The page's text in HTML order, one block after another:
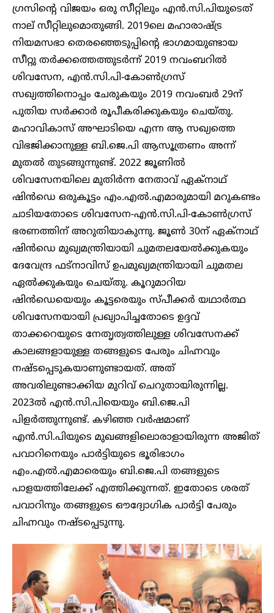
ഗ്രസിന്റെ വിജയം ഒരു സീറ്റിലും എൻ.സി.പിയുടെത്
നാല് സീറ്റിലുമൊതുങ്ങി. 2019ലെ മഹാരാഷ്ട്ര
നിയമസഭാ തെരഞ്ഞെടുപ്പിന്റെ ഭാ​ഗമായുണ്ടായ
സീറ്റു തർക്കത്തെത്തുടർന്ന് 2019 നവംബറിൽ
ശിവസേന, എൻ.സി.പി-കോൺ​ഗ്രസ്
സഖ്യത്തിനൊപ്പം ചേരുകയും 2019 നവംബർ 29ന്
പുതിയ സർക്കാർ രൂപീകരിക്കുകയും ചെയ്തു.
മഹാവികാസ് അഘാടിയെ എന്ന ആ സഖ്യത്തെ
വിഭജിക്കാനുള്ള ബി.ജെ.പി ആസൂത്രണം അന്ന്
മുതൽ തുടങ്ങുന്നുണ്ട്. 2022 ജൂണിൽ
ശിവസേനയിലെ മുതിർന്ന നേതാവ് ഏക്നാഥ്
ഷിൻഡെ ഒരുകൂട്ടം എം.എൽ.എമാരുമായി മറുകണ്ടം
ചാടിയതോടെ ശിവസേന-എൻ.സി.പി-കോൺ​ഗ്രസ്
ഭരണത്തിന് അറുതിയാകുന്നു. ജൂൺ 30ന് ഏക്നാഥ്
ഷിൻഡെ മുഖ്യമന്ത്രിയായി ചുമതലയേൽക്കുകയും
ദേവേന്ദ്ര ഫട്നാവിസ് ഉപമുഖ്യമന്ത്രിയായി ചുമതല
ഏൽക്കുകയും ചെയ്തു. കൂറുമാറിയ
ഷിൻഡെയെയും കൂട്ടരെയും സ്പീക്കർ യഥാർത്ഥ
ശിവസേനയായി പ്രഖ്യാപിച്ചതോടെ ഉദ്ദവ്
താക്കറെയുടെ നേതൃത്വത്തിലുള്ള ശിവസേനക്ക്
കാലങ്ങളായുള്ള തങ്ങളുടെ പേരും ചിഹ്നവും
നഷ്ടപ്പെടുകയാണുണ്ടായത്. അത്
അവരിലുണ്ടാക്കിയ മുറിവ് ചെറുതായിരുന്നില്ല.
2023ൽ എൻ.സി.പിയെയും ബി.ജെ.പി
പിളർത്തുന്നുണ്ട്. കഴിഞ്ഞ വർഷമാണ്
എൻ.സി.പിയുടെ മുഖങ്ങളിലൊരാളായിരുന്ന അജിത്
പവാറിനെയും പാർട്ടിയുടെ ഭൂരിഭാ​ഗം
എം.എൽ.എമാരെയും ബി.ജെ.പി തങ്ങളുടെ
പാളയത്തിലേക്ക് എത്തിക്കുന്നത്. ഇതോടെ ശരത്
പവാറിനും തങ്ങളുടെ ഔദ്യോ​ഗിക പാർട്ടി പേരും
ചിഹ്നവും നഷ്ടപ്പെടുന്നു.